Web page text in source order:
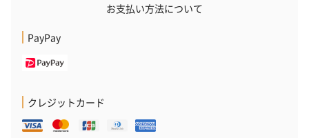
お支払い方法について
PayPay
クレジットカード